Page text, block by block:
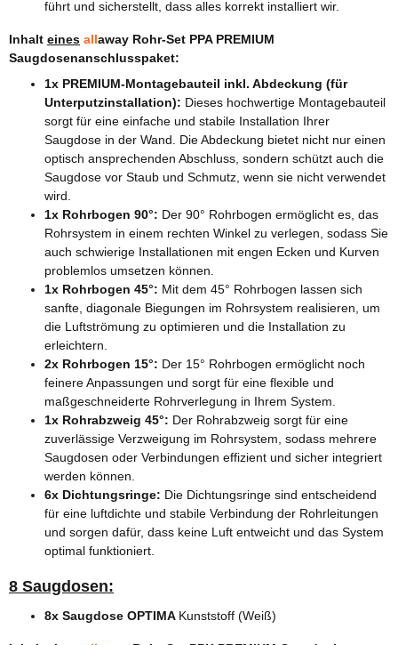
führt und sicherstellt, dass alles korrekt installiert wir.
Inhalt eines allaway Rohr-Set PPA PREMIUM
Saugdosenanschlusspaket:
1x PREMIUM-Montagebauteil inkl. Abdeckung (für
Unterputzinstallation): Dieses hochwertige Montagebauteil
sorgt für eine einfache und stabile Installation Ihrer
Saugdose in der Wand. Die Abdeckung bietet nicht nur einen
optisch ansprechenden Abschluss, sondern schützt auch die
Saugdose vor Staub und Schmutz, wenn sie nicht verwendet
wird.
1x Rohrbogen 90°: Der 90° Rohrbogen ermöglicht es, das
Rohrsystem in einem rechten Winkel zu verlegen, sodass Sie
auch schwierige Installationen mit engen Ecken und Kurven
problemlos umsetzen können.
1x Rohrbogen 45°: Mit dem 45° Rohrbogen lassen sich
sanfte, diagonale Biegungen im Rohrsystem realisieren, um
die Luftströmung zu optimieren und die Installation zu
erleichtern.
2x Rohrbogen 15°: Der 15° Rohrbogen ermöglicht noch
feinere Anpassungen und sorgt für eine flexible und
maßgeschneiderte Rohrverlegung in Ihrem System.
1x Rohrabzweig 45°: Der Rohrabzweig sorgt für eine
zuverlässige Verzweigung im Rohrsystem, sodass mehrere
Saugdosen oder Verbindungen effizient und sicher integriert
werden können.
6x Dichtungsringe: Die Dichtungsringe sind entscheidend
für eine luftdichte und stabile Verbindung der Rohrleitungen
und sorgen dafür, dass keine Luft entweicht und das System
optimal funktioniert.
8 Saugdosen:
8x Saugdose OPTIMA Kunststoff (Weiß)